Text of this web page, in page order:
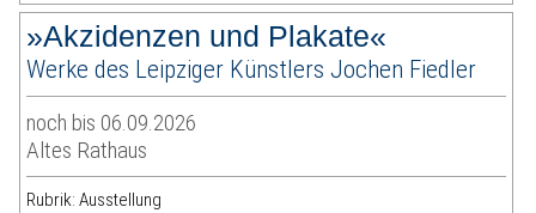
»Akzidenzen und Plakate«
Werke des Leipziger Künstlers Jochen Fiedler
noch bis 06.09.2026
Altes Rathaus
Rubrik: Ausstellung